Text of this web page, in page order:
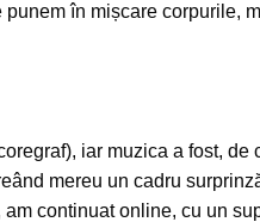
în mișcare corpurile,
iar muzica a fost, de
mereu un cadru
continuat online, cu un